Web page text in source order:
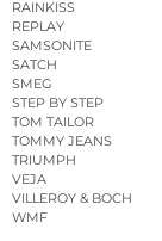
RAINKISS
REPLAY
SAMSONITE
SATCH
SMEG
STEP BY STEP
TOM TAILOR
TOMMY JEANS
TRIUMPH
VEJA
VILLEROY & BOCH
WMF